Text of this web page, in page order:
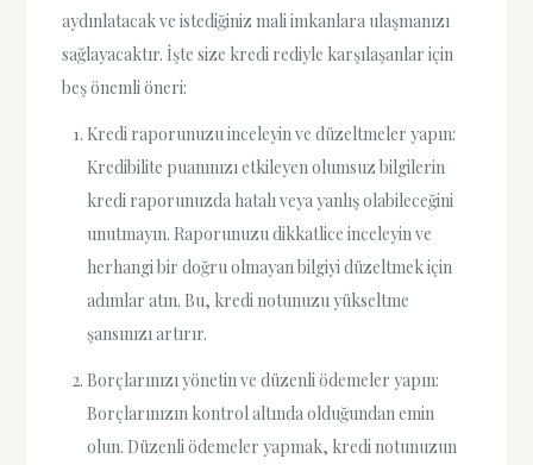
aydınlatacak ve istediğiniz mali imkanlara ulaşmanızı
sağlayacaktır. İşte size kredi rediyle karşılaşanlar için
beş önemli öneri:
Kredi raporunuzu inceleyin ve düzeltmeler yapın:
Kredibilite puanınızı etkileyen olumsuz bilgilerin
kredi raporunuzda hatalı veya yanlış olabileceğini
unutmayın. Raporunuzu dikkatlice inceleyin ve
herhangi bir doğru olmayan bilgiyi düzeltmek için
adımlar atın. Bu, kredi notunuzu yükseltme
şansınızı artırır.
Borçlarınızı yönetin ve düzenli ödemeler yapın:
Borçlarınızın kontrol altında olduğundan emin
olun. Düzenli ödemeler yapmak, kredi notunuzun